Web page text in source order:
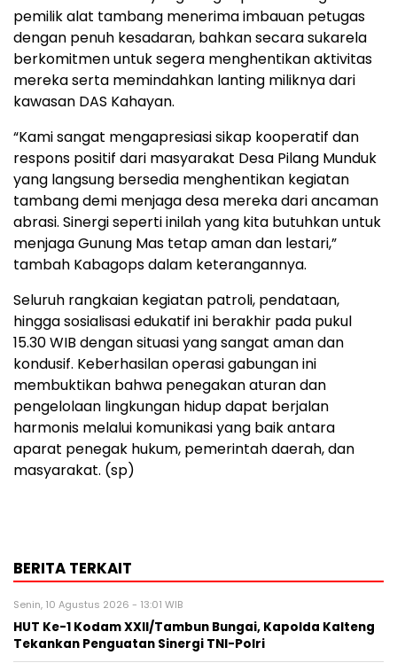
pemilik alat tambang menerima imbauan petugas
dengan penuh kesadaran, bahkan secara sukarela
berkomitmen untuk segera menghentikan aktivitas
mereka serta memindahkan lanting miliknya dari
kawasan DAS Kahayan.
“Kami sangat mengapresiasi sikap kooperatif dan
respons positif dari masyarakat Desa Pilang Munduk
yang langsung bersedia menghentikan kegiatan
tambang demi menjaga desa mereka dari ancaman
abrasi. Sinergi seperti inilah yang kita butuhkan untuk
menjaga Gunung Mas tetap aman dan lestari,”
tambah Kabagops dalam keterangannya.
Seluruh rangkaian kegiatan patroli, pendataan,
hingga sosialisasi edukatif ini berakhir pada pukul
15.30 WIB dengan situasi yang sangat aman dan
kondusif. Keberhasilan operasi gabungan ini
membuktikan bahwa penegakan aturan dan
pengelolaan lingkungan hidup dapat berjalan
harmonis melalui komunikasi yang baik antara
aparat penegak hukum, pemerintah daerah, dan
masyarakat. (sp)
BERITA TERKAIT
Senin, 10 Agustus 2026 - 13:01 WIB
HUT Ke-1 Kodam XXII/Tambun Bungai, Kapolda Kalteng
Tekankan Penguatan Sinergi TNI-Polri